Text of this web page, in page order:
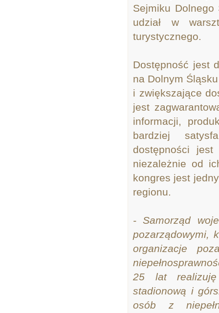
Sejmiku
udział w
turystycznego.
Dostępność jest
na Dolnym
i zwiększające
jest
informacji,
bardziej
dostępności
niezależnie od
kongres jest
regionu.
- Samorząd
pozarządowymi,
organizacje
25 lat realizuję
stadionową i
osób z